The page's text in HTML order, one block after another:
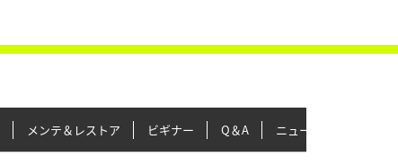
メンテ＆レストア ビギナー Q＆A ニュース＆トピックス